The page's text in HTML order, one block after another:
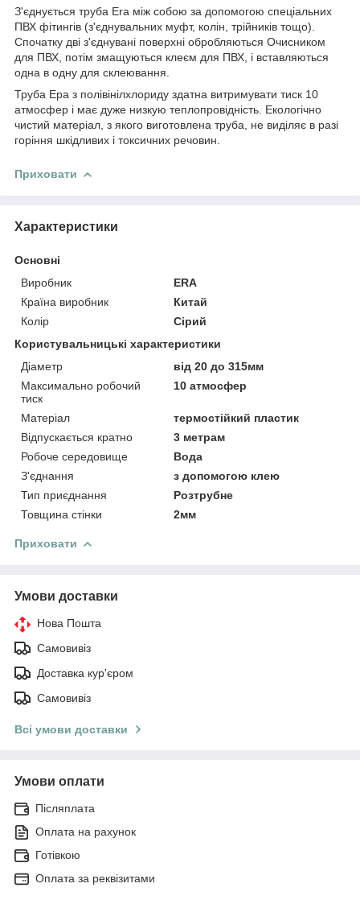
З'єднується труба Era між собою за допомогою спеціальних
ПВХ фітингів (з'єднувальних муфт, колін, трійників тощо).
Спочатку дві з'єднувані поверхні обробляються Очисником
для ПВХ, потім змащуються клеєм для ПВХ, і вставляються
одна в одну для склеювання.
Труба Ера з полівінілхлориду здатна витримувати тиск 10
атмосфер і має дуже низкую теплопровідність. Екологічно
чистий матеріал, з якого виготовлена труба, не виділяє в разі
горіння шкідливих і токсичних речовин.
Приховати
Характеристики
Основні
Виробник
ERA
Країна виробник
Китай
Колір
Сірий
Користувальницькі характеристики
Діаметр
від 20 до 315мм
Максимально робочий
тиск
10 атмосфер
Матеріал
термостійкий пластик
Відпускається кратно
3 метрам
Робоче середовище
Вода
З'єднання
з допомогою клею
Тип приєднання
Розтрубне
Товщина стінки
2мм
Приховати
Умови доставки
Нова Пошта
Самовивіз
Доставка кур'єром
Самовивіз
Всі умови доставки
Умови оплати
Післяплата
Оплата на рахунок
Готівкою
Оплата за реквізитами